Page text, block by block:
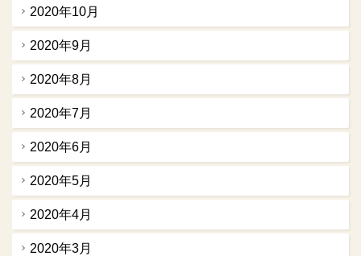
2020年10月
2020年9月
2020年8月
2020年7月
2020年6月
2020年5月
2020年4月
2020年3月